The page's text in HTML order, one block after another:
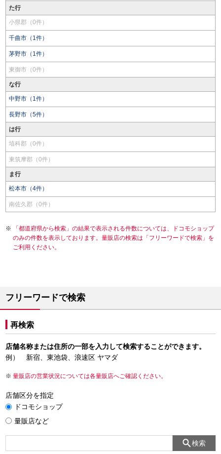
た行
小県郡（0件）
千曲市（1件）
茅野市（1件）
東御市（0件）
な行
中野市（1件）
長野市（5件）
は行
埴科郡（0件）
東筑摩郡（0件）
ま行
松本市（4件）
南佐久郡（0件）
「都道府県から検索」の結果で表示される件数については、ドコモショップ
のみの件数を表示しております。量販店の検索は「フリーワードで検索」を
ご利用ください。
フリーワードで検索
再検索
店舗名称または住所の一部を入力して検索することができます。
例） 新宿、東池袋、浪速区 ヤマダ
量販店の営業状況については各量販店へご確認ください。
店舗区分を指定
ドコモショップ
量販店など
検索